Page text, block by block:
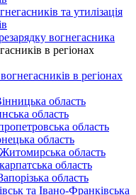
та утилізація
вогнегасника
в регіонах
в регіонах
область
область
область
область
область
область
область
та Івано-Франківська